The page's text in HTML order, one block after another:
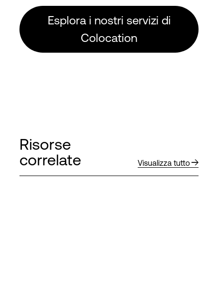
Esplora i nostri servizi di
Colocation
Risorse
correlate
Visualizza tutto